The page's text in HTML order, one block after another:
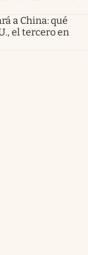
a China: qué
el tercero en